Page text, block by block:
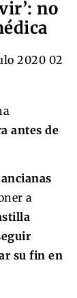
no
antes de
a
su fin en